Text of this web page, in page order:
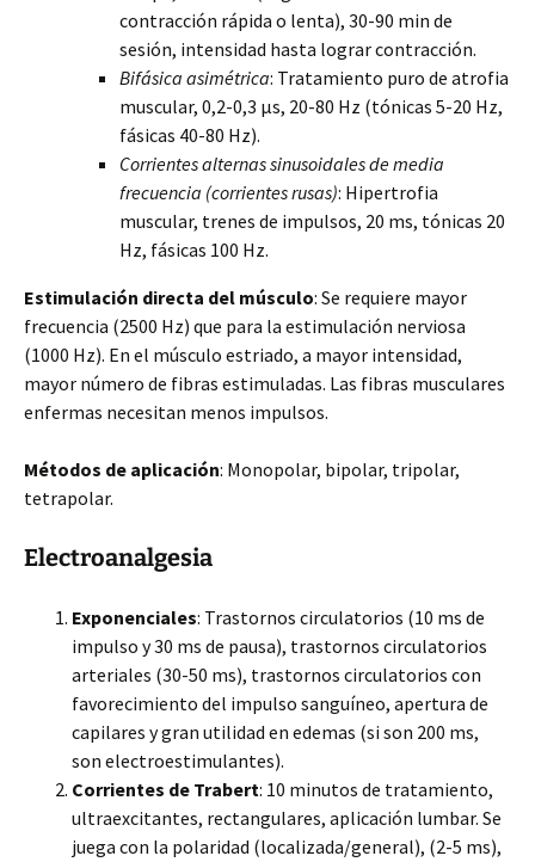
contracción rápida o lenta), 30-90 min de
sesión, intensidad hasta lograr contracción.
Bifásica asimétrica: Tratamiento puro de atrofia
muscular, 0,2-0,3 µs, 20-80 Hz (tónicas 5-20 Hz,
fásicas 40-80 Hz).
Corrientes alternas sinusoidales de media
frecuencia (corrientes rusas): Hipertrofia
muscular, trenes de impulsos, 20 ms, tónicas 20
Hz, fásicas 100 Hz.
Estimulación directa del músculo: Se requiere mayor
frecuencia (2500 Hz) que para la estimulación nerviosa
(1000 Hz). En el músculo estriado, a mayor intensidad,
mayor número de fibras estimuladas. Las fibras musculares
enfermas necesitan menos impulsos.
Métodos de aplicación: Monopolar, bipolar, tripolar,
tetrapolar.
Electroanalgesia
Exponenciales: Trastornos circulatorios (10 ms de
impulso y 30 ms de pausa), trastornos circulatorios
arteriales (30-50 ms), trastornos circulatorios con
favorecimiento del impulso sanguíneo, apertura de
capilares y gran utilidad en edemas (si son 200 ms,
son electroestimulantes).
Corrientes de Trabert: 10 minutos de tratamiento,
ultraexcitantes, rectangulares, aplicación lumbar. Se
juega con la polaridad (localizada/general), (2-5 ms),